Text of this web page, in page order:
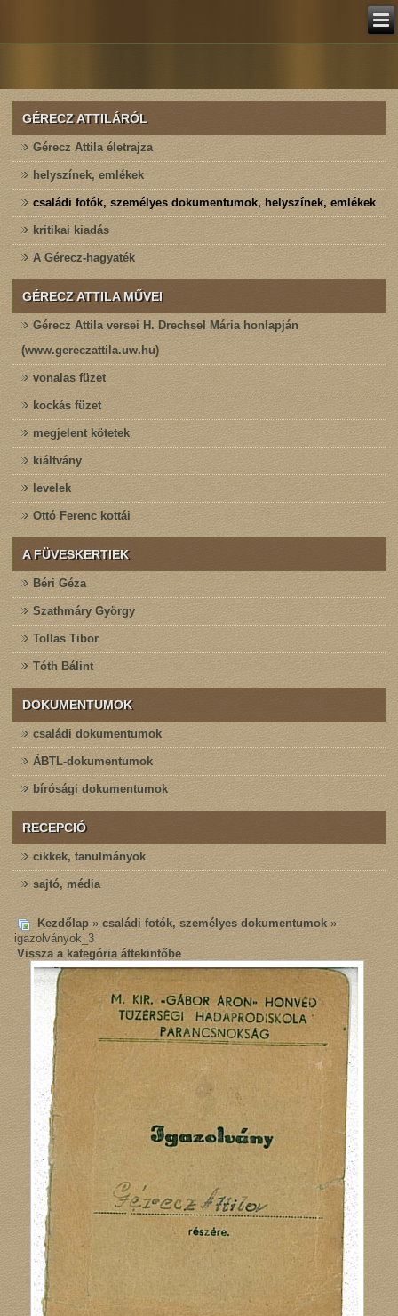
GÉRECZ ATTILÁRÓL
Gérecz Attila életrajza
helyszínek, emlékek
családi fotók, személyes dokumentumok, helyszínek, emlékek
kritikai kiadás
A Gérecz-hagyaték
GÉRECZ ATTILA MŰVEI
Gérecz Attila versei H. Drechsel Mária honlapján
(www.gereczattila.uw.hu)
vonalas füzet
kockás füzet
megjelent kötetek
kiáltvány
levelek
Ottó Ferenc kottái
A FÜVESKERTIEK
Béri Géza
Szathmáry György
Tollas Tibor
Tóth Bálint
DOKUMENTUMOK
családi dokumentumok
ÁBTL-dokumentumok
bírósági dokumentumok
RECEPCIÓ
cikkek, tanulmányok
sajtó, média
Kezdőlap»családi fotók, személyes dokumentumok »
igazolványok_3
Vissza a kategória áttekintőbe